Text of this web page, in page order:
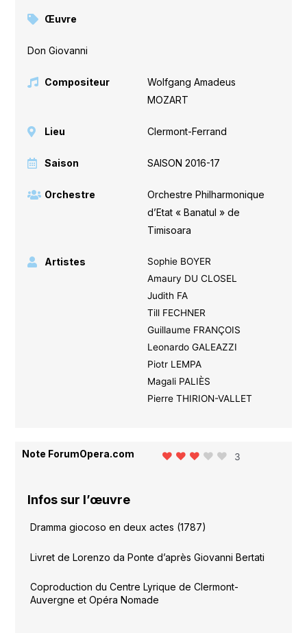
Œuvre
Don Giovanni
Compositeur
Wolfgang Amadeus
MOZART
Lieu Clermont-Ferrand
Saison SAISON 2016-17
Orchestre
Orchestre Philharmonique
d’Etat « Banatul » de
Timisoara
Artistes
Sophie BOYER
Amaury DU CLOSEL
Judith FA
Till FECHNER
Guillaume FRANÇOIS
Leonardo GALEAZZI
Piotr LEMPA
Magali PALIÈS
Pierre THIRION-VALLET
Note ForumOpera.com 3
Infos sur l’œuvre
Dramma giocoso en deux actes (1787)
Livret de Lorenzo da Ponte d’après Giovanni Bertati
Coproduction du Centre Lyrique de Clermont-
Auvergne et Opéra Nomade